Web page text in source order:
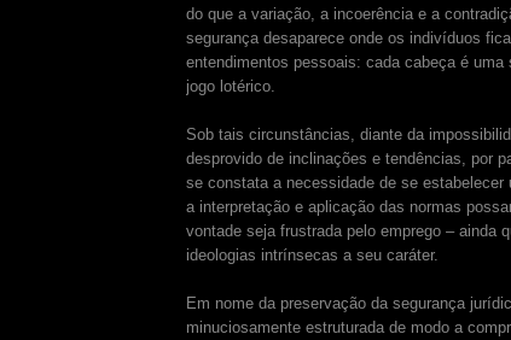
do que a variação, a incoerência e a
segurança desaparece onde os indivíduos
entendimentos pessoais: cada cabeça é uma
jogo lotérico.
Sob tais circunstâncias, diante da
desprovido de inclinações e tendências, por
se constata a necessidade de se estabelecer
a interpretação e aplicação das normas
vontade seja frustrada pelo emprego – ainda
ideologias intrínsecas a seu caráter.
Em nome da preservação da segurança
minuciosamente estruturada de modo a